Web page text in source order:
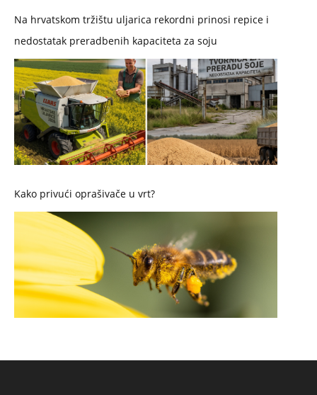
Na hrvatskom tržištu uljarica rekordni prinosi repice i
nedostatak preradbenih kapaciteta za soju
Kako privući oprašivače u vrt?